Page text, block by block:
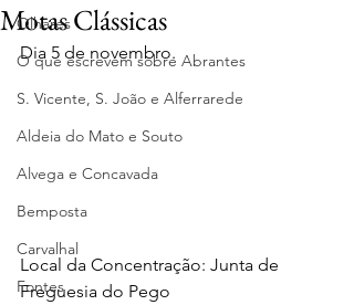
Olhares
O que escrevem sobre Abrantes
S. Vicente, S. João e Alferrarede
Aldeia do Mato e Souto
Alvega e Concavada
Bemposta
Carvalhal
Fontes
Motas Clássicas
Dia 5 de novembro.
Local da Concentração: Junta de
Freguesia do Pego